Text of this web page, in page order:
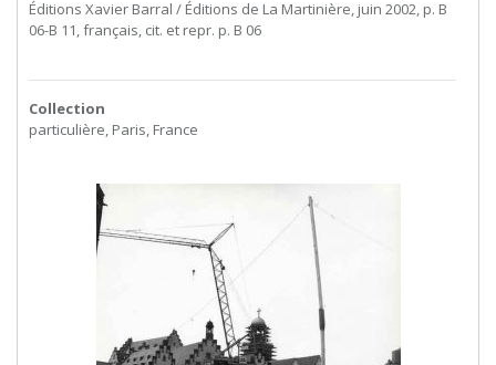
Éditions Xavier Barral / Éditions de La Martinière, juin 2002, p. B
06-B 11, français, cit. et repr. p. B 06
Collection
particulière, Paris, France